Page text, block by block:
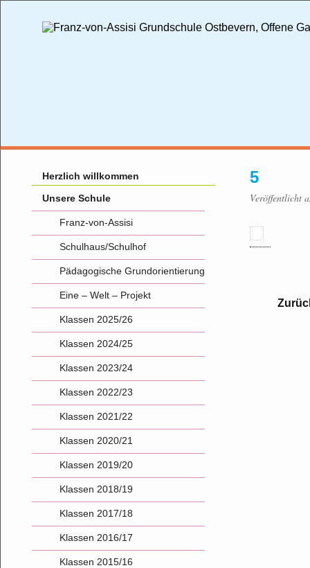
5
Veröffentlicht
Herzlich willkommen
Unsere Schule
Franz-von-Assisi
Schulhaus/Schulhof
Pädagogische Grundorientierung
Eine – Welt – Projekt
Klassen 2025/26
Klassen 2024/25
Klassen 2023/24
Klassen 2022/23
Klassen 2021/22
Klassen 2020/21
Klassen 2019/20
Klassen 2018/19
Klassen 2017/18
Klassen 2016/17
Klassen 2015/16